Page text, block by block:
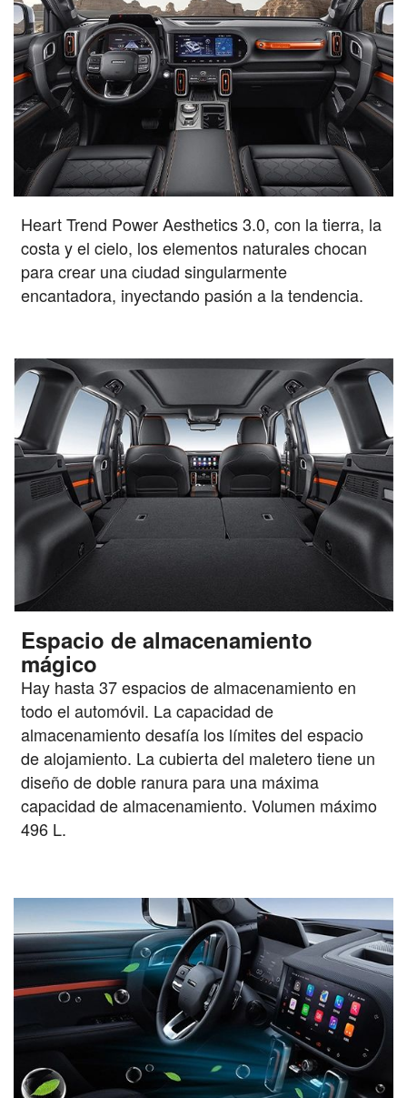
Heart Trend Power Aesthetics 3.0, con la tierra, la
costa y el cielo, los elementos naturales chocan
para crear una ciudad singularmente
encantadora, inyectando pasión a la tendencia.
Espacio de almacenamiento
mágico
Hay hasta 37 espacios de almacenamiento en
todo el automóvil. La capacidad de
almacenamiento desafía los límites del espacio
de alojamiento. La cubierta del maletero tiene un
diseño de doble ranura para una máxima
capacidad de almacenamiento. Volumen máximo
496 L.